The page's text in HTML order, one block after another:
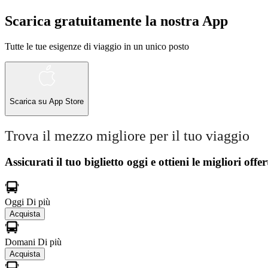
Scarica gratuitamente la nostra App
Tutte le tue esigenze di viaggio in un unico posto
Scarica su App Store
Trova il mezzo migliore per il tuo viaggio
Assicurati il ​​tuo biglietto oggi e ottieni le migliori
Oggi Di più
Acquista
Domani Di più
Acquista